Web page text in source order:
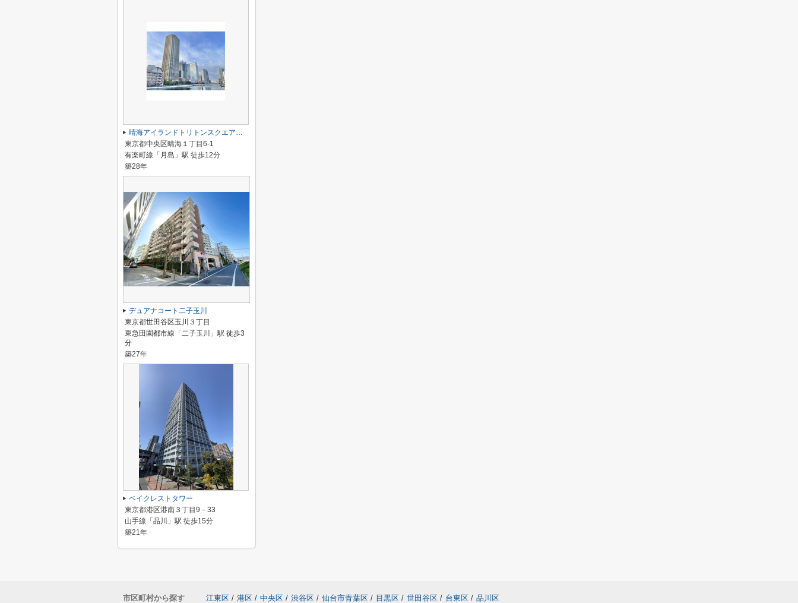
晴海アイランドトリトンスクエアビュータワー
東京都中央区晴海１丁目6-1
有楽町線「月島」駅 徒歩12分
築28年
デュアナコート二子玉川
東京都世田谷区玉川３丁目
東急田園都市線「二子玉川」駅 徒歩3
分
築27年
ベイクレストタワー
東京都港区港南３丁目9－33
山手線「品川」駅 徒歩15分
築21年
市区町村から探す 江東区 / 港区 / 中央区 / 渋谷区 / 仙台市青葉区 / 目黒区 / 世田谷区 / 台東区 / 品川区